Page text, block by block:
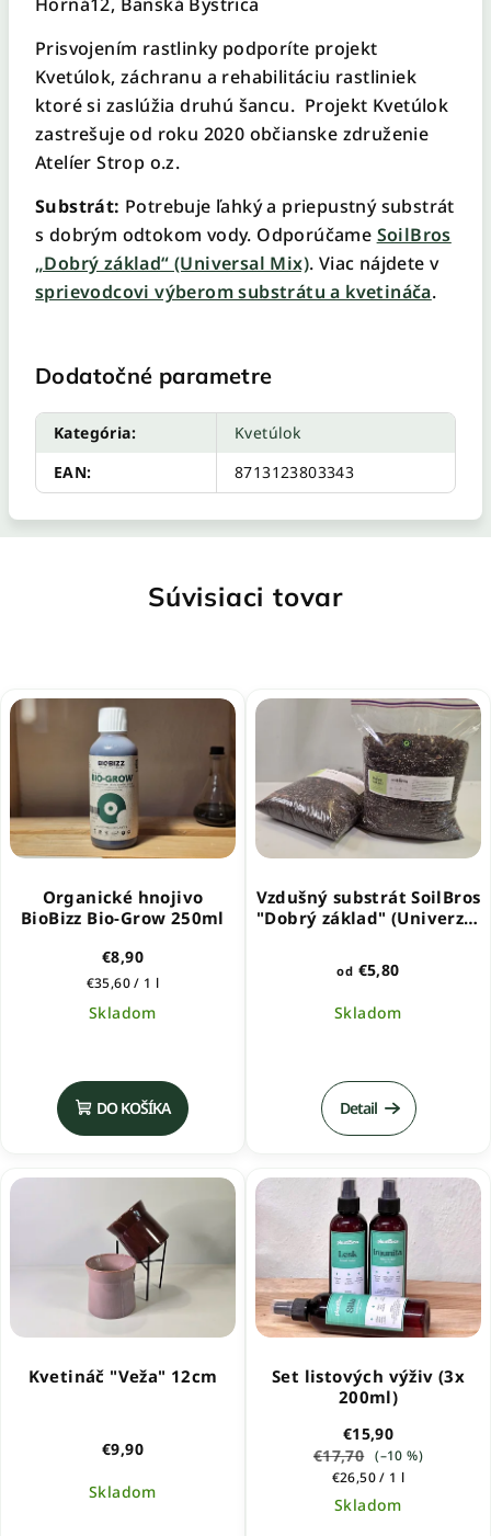
Prisvojením rastlinky podporíte projekt
Kvetúlok, záchranu a rehabilitáciu rastliniek
ktoré si zaslúžia druhú šancu. Projekt Kvetúlok
zastrešuje od roku 2020 občianske združenie
Atelíer Strop o.z.
Substrát: Potrebuje ľahký a priepustný substrát
s dobrým odtokom vody. Odporúčame SoilBros
„Dobrý základ“ (Universal Mix). Viac nájdete v
sprievodcovi výberom substrátu a kvetináča.
Dodatočné parametre
Kategória:
Kvetúlok
EAN: 8713123803343
Súvisiaci tovar
Organické hnojivo
BioBizz Bio-Grow 250ml
€8,90
Jednotková
cena:
€35,60 / 1 l
Skladom
produktu
je
5,0
5
hviezdičiek.
DO KOŠÍKA
Vzdušný substrát SoilBros
"Dobrý základ" (Univerzal
od €5,80
Skladom
produktu
je
5,0
5
hviezdičiek.
Detail
Kvetináč "Veža" 12cm
€9,90
Skladom
Set listových výživ (3x
200ml)
€15,90
€17,70 (–10 %)
Jednotková
cena:
€26,50 / 1 l
Skladom